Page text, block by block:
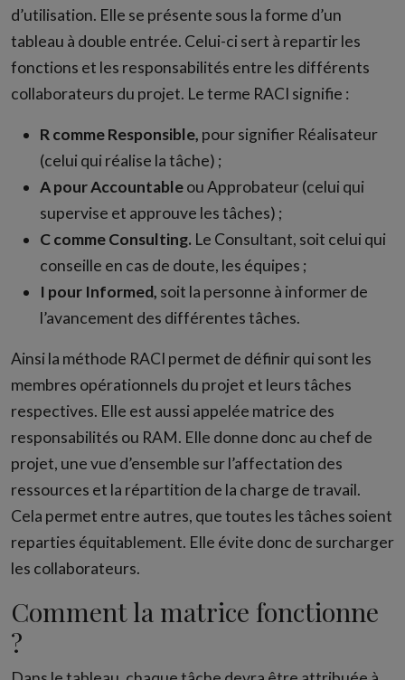
d’utilisation. Elle se présente sous la forme d’un
tableau à double entrée. Celui-ci sert à repartir les
fonctions et les responsabilités entre les différents
collaborateurs du projet. Le terme RACI signifie :
R comme Responsible, pour signifier Réalisateur
(celui qui réalise la tâche) ;
A pour Accountableou Approbateur (celui qui
supervise et approuve les tâches) ;
C comme Consulting. Le Consultant, soit celui qui
conseille en cas de doute, les équipes ;
I pour Informed, soit la personne à informer de
l’avancement des différentes tâches.
Ainsi la méthode RACI permet de définir qui sont les
membres opérationnels du projet et leurs tâches
respectives. Elle est aussi appelée matrice des
responsabilités ou RAM. Elle donne donc au chef de
projet, une vue d’ensemble sur l’affectation des
ressources et la répartition de la charge de travail.
Cela permet entre autres, que toutes les tâches soient
reparties équitablement. Elle évite donc de surcharger
les collaborateurs.
Comment la matrice fonctionne
?